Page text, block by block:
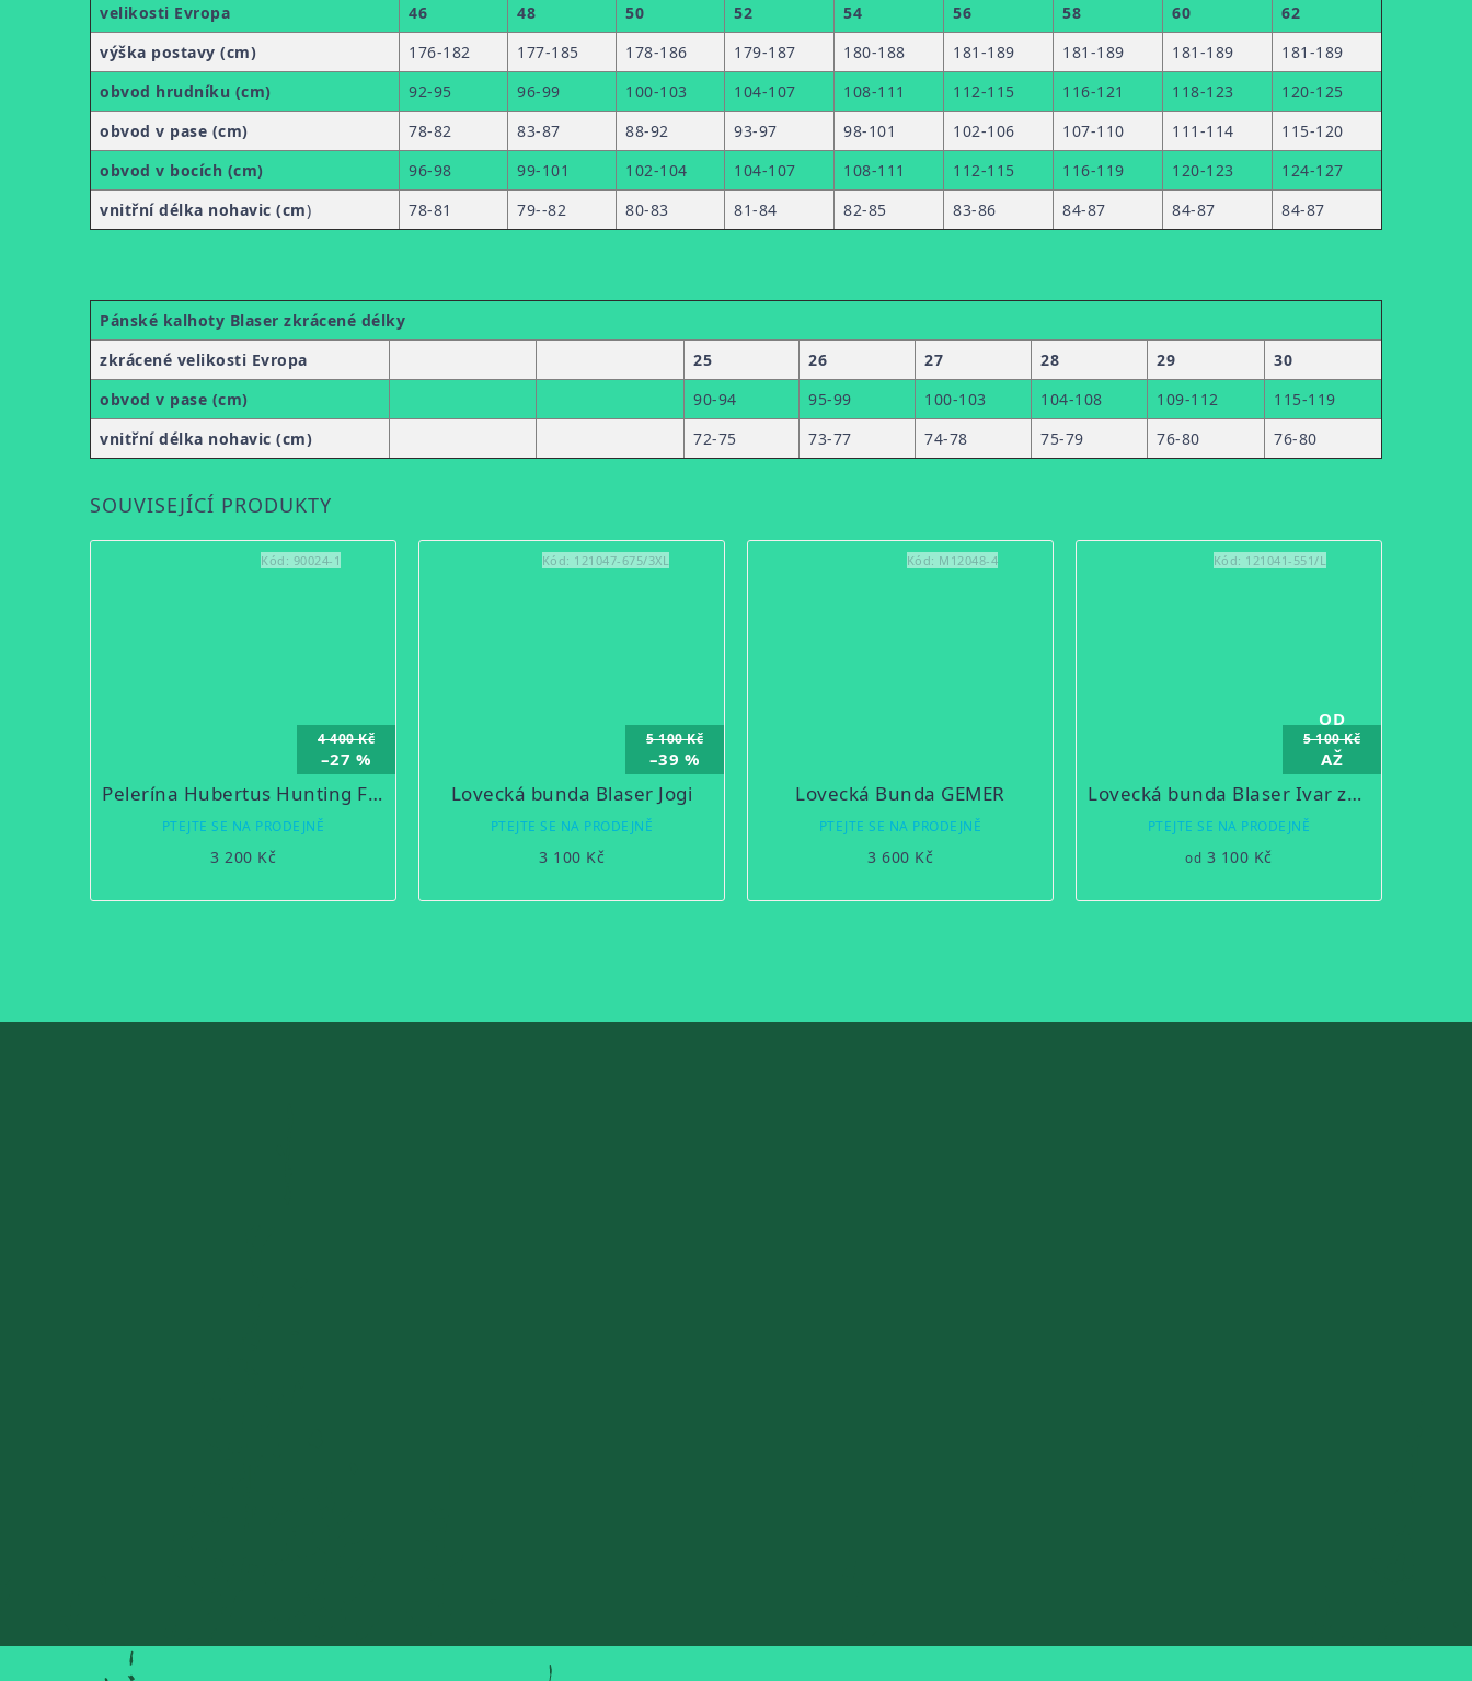
velikosti Evropa
46 48 50 52 54 56 58 60
62
výška postavy (cm)
176-182 177-185 178-186 179-187 180-188 181-189 181-189 181-189
181-189
obvod hrudníku (cm)
92-95 96-99 100-103 104-107 108-111 112-115 116-121 118-123
120-125
obvod v pase (cm)
78-82 83-87 88-92 93-97 98-101 102-106 107-110 111-114
115-120
obvod v bocích (cm)
96-98 99-101 102-104 104-107 108-111 112-115 116-119 120-123
124-127
vnitřní délka nohavic (cm) 78-81 79--82 80-83 81-84 82-85 83-86 84-87 84-87 84-87
Pánské kalhoty Blaser zkrácené délky
zkrácené velikosti Evropa
25 26 27 28 29
30
obvod v pase (cm)
90-94 95-99 100-103 104-108 109-112
115-119
vnitřní délka nohavic (cm)
72-75 73-77 74-78 75-79 76-80 76-80
SOUVISEJÍCÍ PRODUKTY
4 400 Kč
–27 %
Pelerína Hubertus Hunting Forest
PTEJTE SE NA PRODEJNĚ
3 200 Kč
Kód: 90024-1
5 100 Kč
–39 %
Lovecká bunda Blaser Jogi
PTEJTE SE NA PRODEJNĚ
3 100 Kč
Kód: 121047-675/3XL
Lovecká Bunda GEMER
PTEJTE SE NA PRODEJNĚ
3 600 Kč
Kód: M12048-4
OD
5 100 Kč
AŽ
–39 %
Lovecká bunda Blaser Ivar zateplená
PTEJTE SE NA PRODEJNĚ
od 3 100 Kč
Kód: 121041-551/L